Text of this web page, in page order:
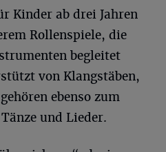
Kinder ab drei Jahren
Rollenspiele, die
begleitet
von Klangstäben,
ebenso zum
und Lieder.